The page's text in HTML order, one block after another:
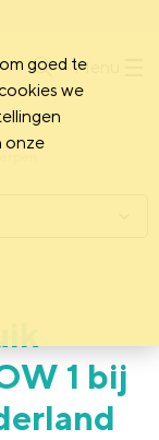
Menu
1 bij
goed te
we
onze